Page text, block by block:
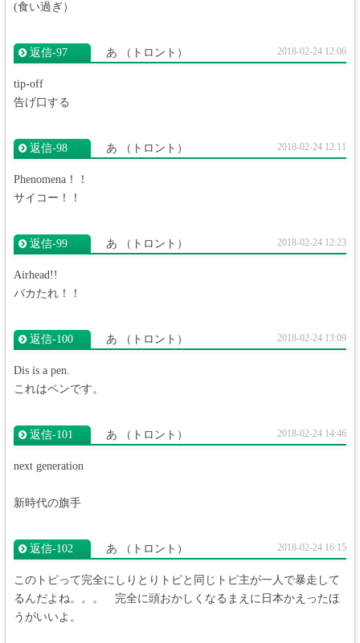
(食い過ぎ）
返信‐97 あ （トロント） 2018-02-24 12:06
tip-off
告げ口する
返信‐98 あ （トロント） 2018-02-24 12:11
Phenomena！！
サイコー！！
返信‐99 あ （トロント） 2018-02-24 12:23
Airhead!!
バカたれ！！
返信‐100 あ （トロント） 2018-02-24 13:09
Dis is a pen.
これはペンです。
返信‐101 あ （トロント） 2018-02-24 14:46
next generation
新時代の旗手
返信‐102 あ （トロント） 2018-02-24 16:15
このトピって完全にしりとりトピと同じトピ主が一人で暴走して
るんだよね。。。 完全に頭おかしくなるまえに日本かえったほ
うがいいよ。